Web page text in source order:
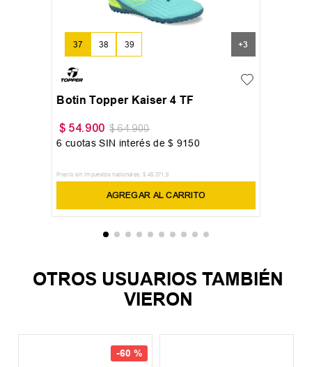
37 38 39 +3
Botin Topper Kaiser 4 TF
$ 54.900 $ 64.900
6 cuotas SIN interés de$ 9150
Precio sin impuestos nacionales: $ 45.371 ,9
AGREGAR AL CARRITO
OTROS USUARIOS TAMBIÉN
VIERON
-60 %